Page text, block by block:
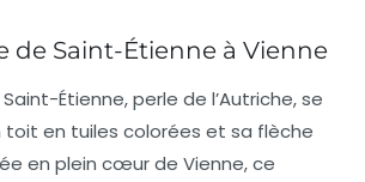
de Saint-Étienne à Vienne
Étienne, perle de l’Autriche, se
toit en tuiles colorées et sa flèche
en plein cœur de Vienne, ce